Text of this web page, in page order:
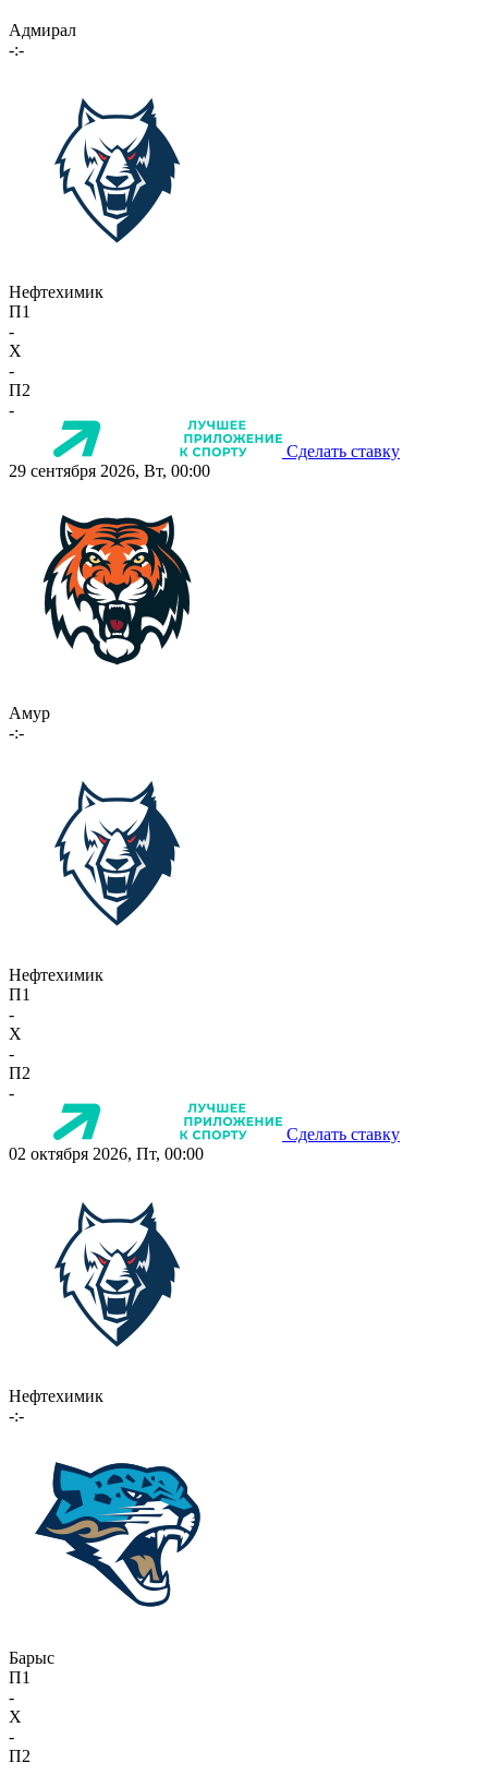
Адмирал
-:-
Нефтехимик
П1
-
X
-
П2
-
Сделать ставку
29 сентября 2026, Вт, 00:00
Амур
-:-
Нефтехимик
П1
-
X
-
П2
-
Сделать ставку
02 октября 2026, Пт, 00:00
Нефтехимик
-:-
Барыс
П1
-
X
-
П2